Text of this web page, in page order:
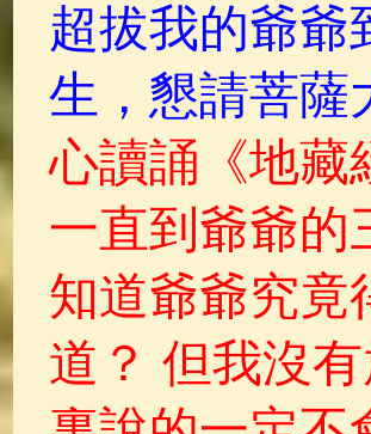
超拔我的爺爺
生，懇請菩
心讀誦《地藏
一直到爺爺的
知道爺爺究竟
道？ 但我沒